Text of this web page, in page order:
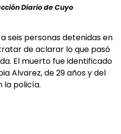
Diario de Cuyo
seis personas detenidas en
de aclarar lo que pasó
El muerto fue identificado
Alvarez, de 29 años y del
la policía.